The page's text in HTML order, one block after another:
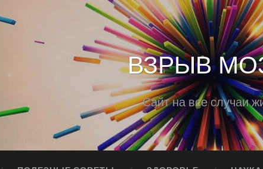
ВЗРЫВ
Сайт на все случаи